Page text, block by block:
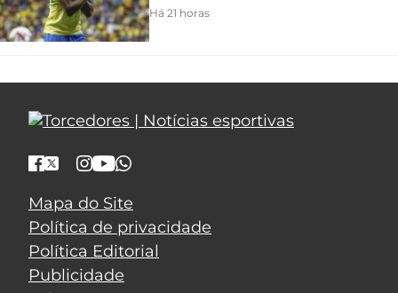
Há 21 horas
Mapa do Site
Política de privacidade
Política Editorial
Publicidade